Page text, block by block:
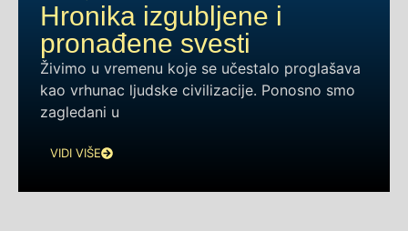
Hronika izgubljene i
pronađene svesti
Živimo u vremenu koje se učestalo proglašava
kao vrhunac ljudske civilizacije. Ponosno smo
zagledani u
VIDI VIŠE